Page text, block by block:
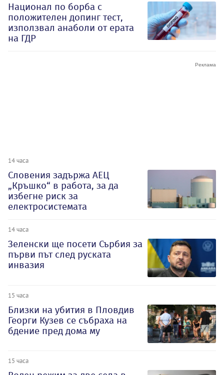
Национал по борба с
положителен допинг тест,
използвал анаболи от ерата
на ГДР
14 часа
Словения задържа АЕЦ
„Кръшко“ в работа, за да
избегне риск за
електросистемата
14 часа
Зеленски ще посети Сърбия за
първи път след руската
инвазия
15 часа
Близки на убития в Пловдив
Георги Кузев се събраха на
бдение пред дома му
15 часа